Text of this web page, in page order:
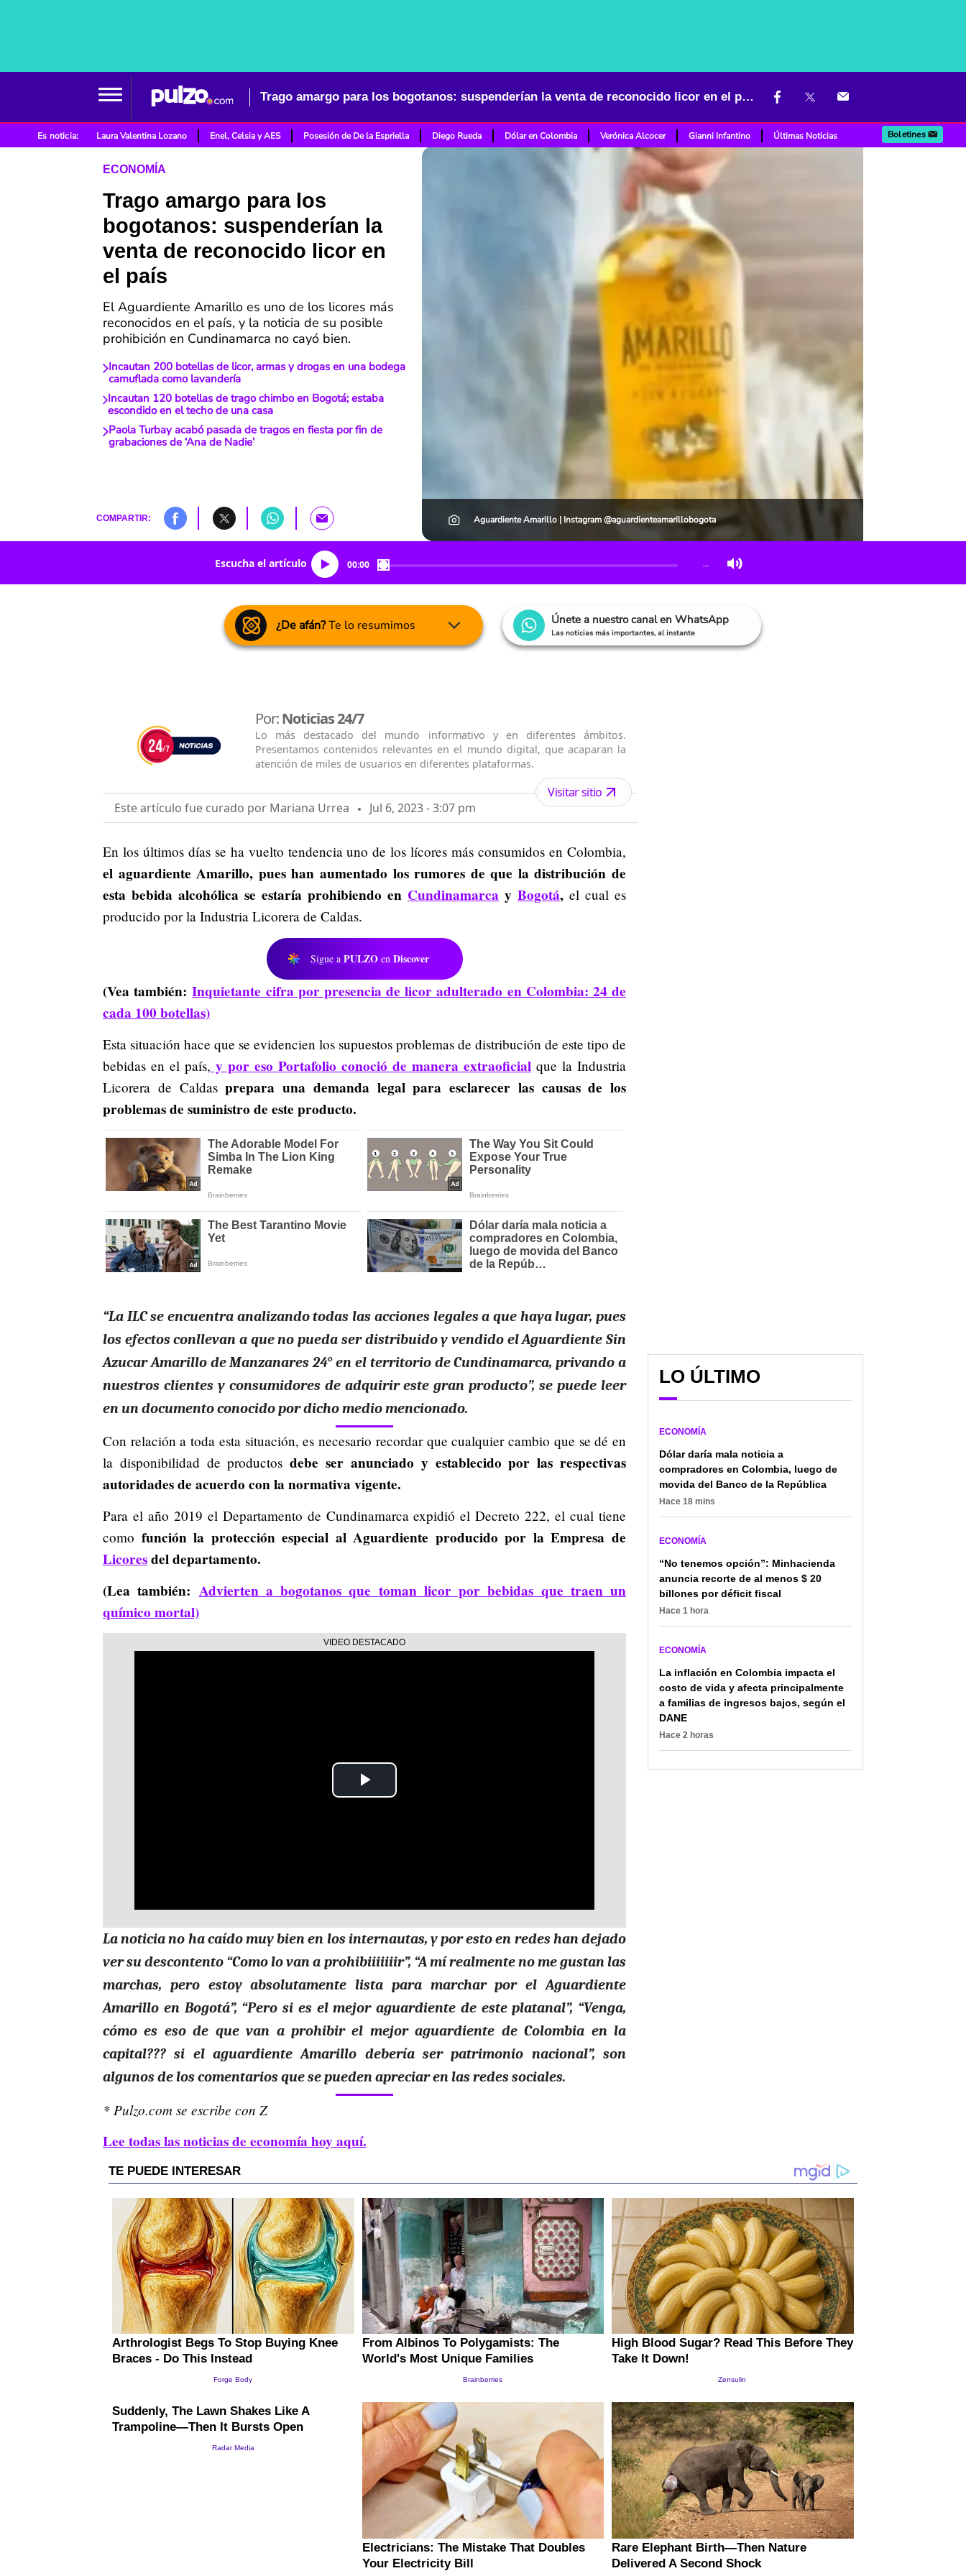
Trago amargo para los bogotanos: suspenderían la venta de reconocido licor en el país
Es noticia: Laura Valentina Lozano Enel, Celsia y AES Posesión de De la Espriella Diego Rueda Dólar en Colombia Verónica Alcocer Gianni Infantino Últimas Noticias Boletines
ECONOMÍA
Trago amargo para los
bogotanos: suspenderían la
venta de reconocido licor en
el país
El Aguardiente Amarillo es uno de los licores más
reconocidos en el país, y la noticia de su posible
prohibición en Cundinamarca no cayó bien.
Incautan 200 botellas de licor, armas y drogas en una bodega
camuflada como lavandería
Incautan 120 botellas de trago chimbo en Bogotá; estaba
escondido en el techo de una casa
Paola Turbay acabó pasada de tragos en fiesta por fin de
grabaciones de ‘Ana de Nadie’
COMPARTIR: Aguardiente Amarillo | Instagram @aguardienteamarillobogota
Escucha el artículo 00:00 …
¿De afán?Te lo resumimos Únete a nuestro canal en WhatsApp
Las noticias más importantes, al instante
Por:Noticias 24/7
Lo más destacado del mundo informativo y en diferentes ámbitos.
Presentamos contenidos relevantes en el mundo digital, que acaparan la
atención de miles de usuarios en diferentes plataformas.
Este artículo fue curado por Mariana Urrea Jul 6, 2023 - 3:07 pm
Visitar sitio
En los últimos días se ha vuelto tendencia uno de los lícores más consumidos en Colombia,
el aguardiente Amarillo, pues han aumentado los rumores de que la distribución de
esta bebida alcohólica se estaría prohibiendo en Cundinamarca y Bogotá, el cual es
producido por la Industria Licorera de Caldas.
Sigue a PULZO en Discover
(Vea también:Inquietante cifra por presencia de licor adulterado en Colombia: 24 de
cada 100 botellas)
Esta situación hace que se evidencien los supuestos problemas de distribución de este tipo de
bebidas en el país, y por eso Portafolio conoció de manera extraoficial que la Industria
Licorera de Caldasprepara una demanda legal para esclarecer las causas de los
problemas de suministro de este producto.
“La ILC se encuentra analizando todas las acciones legales a que haya lugar, pues
los efectos conllevan a que no pueda ser distribuido y vendido el Aguardiente Sin
Azucar Amarillo de Manzanares 24° en el territorio de Cundinamarca, privando a
nuestros clientes y consumidores de adquirir este gran producto”, se puede leer
en un documento conocido por dicho medio mencionado.
Con relación a toda esta situación, es necesario recordar que cualquier cambio que se dé en
la disponibilidad de productos debe ser anunciado y establecido por las respectivas
autoridades de acuerdo con la normativa vigente.
Para el año 2019 el Departamento de Cundinamarca expidió el Decreto 222, el cual tiene
como función la protección especial al Aguardiente producido por la Empresa de
Licoresdel departamento.
(Lea también: Advierten a bogotanos que toman licor por bebidas que traen un
químico mortal)
Play
La noticia no ha caído muy bien en los internautas, y por esto en redes han dejado
ver su descontento “Como lo van a prohibiiiiiiir”, “A mí realmente no me gustan las
marchas, pero estoy absolutamente lista para marchar por el Aguardiente
Amarillo en Bogotá”, “Pero si es el mejor aguardiente de este platanal”, “Venga,
cómo es eso de que van a prohibir el mejor aguardiente de Colombia en la
capital??? si el aguardiente Amarillo debería ser patrimonio nacional”, son
algunos de los comentarios que se pueden apreciar en las redes sociales.
* Pulzo.com se escribe con Z
Lee todas las noticias de economía hoy aquí.
LO ÚLTIMO
ECONOMÍA
Dólar daría mala noticia a
compradores en Colombia, luego de
movida del Banco de la República
Hace 18 mins
ECONOMÍA
“No tenemos opción”: Minhacienda
anuncia recorte de al menos $ 20
billones por déficit fiscal
Hace 1 hora
ECONOMÍA
La inflación en Colombia impacta el
costo de vida y afecta principalmente
a familias de ingresos bajos, según el
DANE
Hace 2 horas